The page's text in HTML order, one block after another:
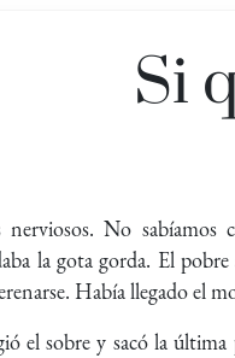
Si
nerviosos. No
la gota gorda. El
Había llegado el
el sobre y sacó la